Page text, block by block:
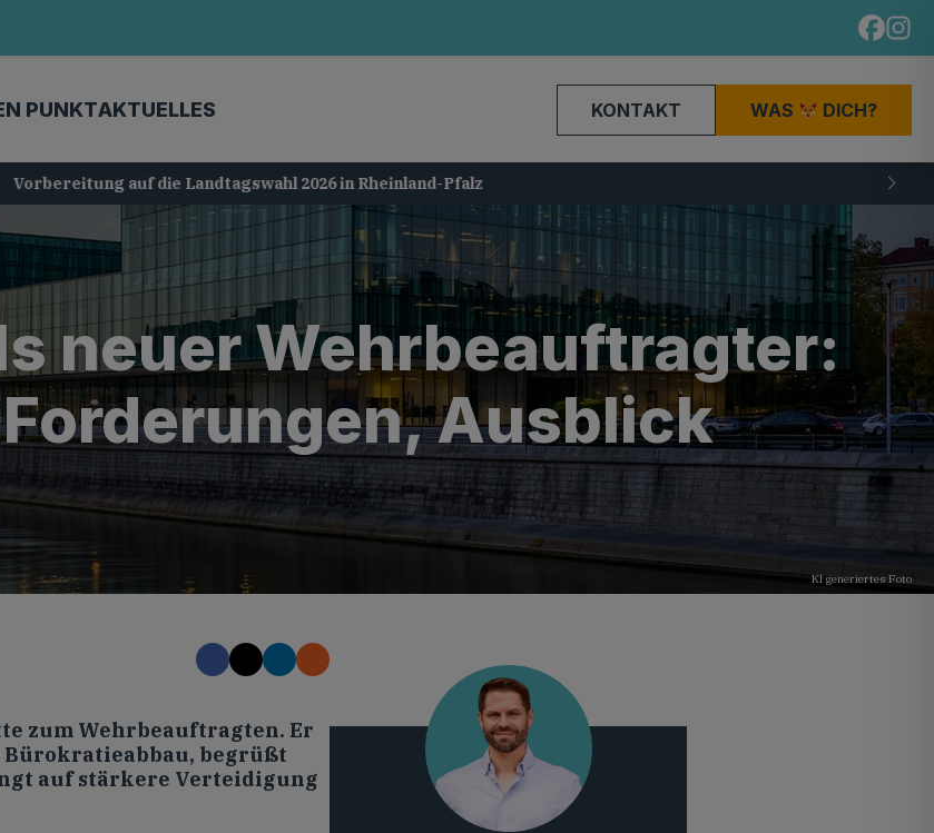
PUNKTAKTUELLES KONTAKT WAS DICH?
auf die Landtagswahl 2026 in Rheinland-Pfalz
neuer Wehrbeauftragter:
Ausblick
KI generiertes Foto
zum Wehrbeauftragten. Er
begrüßt
auf stärkere Verteidigung